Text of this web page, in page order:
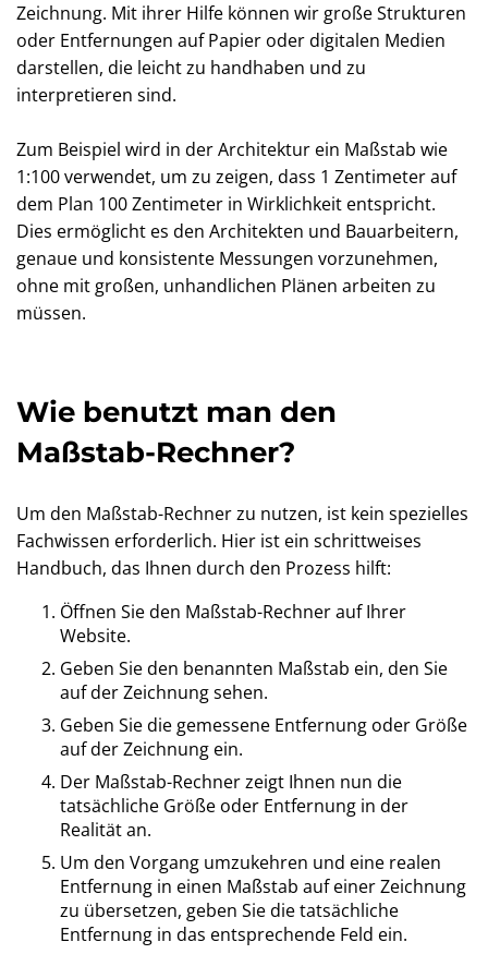
Zeichnung. Mit ihrer Hilfe können wir große Strukturen
oder Entfernungen auf Papier oder digitalen Medien
darstellen, die leicht zu handhaben und zu
interpretieren sind.
Zum Beispiel wird in der Architektur ein Maßstab wie
1:100 verwendet, um zu zeigen, dass 1 Zentimeter auf
dem Plan 100 Zentimeter in Wirklichkeit entspricht.
Dies ermöglicht es den Architekten und Bauarbeitern,
genaue und konsistente Messungen vorzunehmen,
ohne mit großen, unhandlichen Plänen arbeiten zu
müssen.
Wie benutzt man den
Maßstab-Rechner?
Um den Maßstab-Rechner zu nutzen, ist kein spezielles
Fachwissen erforderlich. Hier ist ein schrittweises
Handbuch, das Ihnen durch den Prozess hilft:
Öffnen Sie den Maßstab-Rechner auf Ihrer
Website.
Geben Sie den benannten Maßstab ein, den Sie
auf der Zeichnung sehen.
Geben Sie die gemessene Entfernung oder Größe
auf der Zeichnung ein.
Der Maßstab-Rechner zeigt Ihnen nun die
tatsächliche Größe oder Entfernung in der
Realität an.
Um den Vorgang umzukehren und eine realen
Entfernung in einen Maßstab auf einer Zeichnung
zu übersetzen, geben Sie die tatsächliche
Entfernung in das entsprechende Feld ein.